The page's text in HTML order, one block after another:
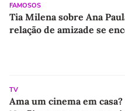
FAMOSOS
Tia Milena sobre Ana
relação de amizade se
TV
Ama um cinema em